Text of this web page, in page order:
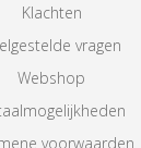
Klachten
vragen
Webshop
voorwaarden